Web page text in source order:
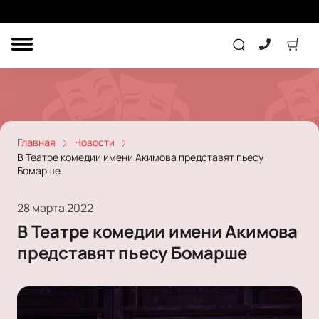
ДРУГОЕ
ПОДАРОЧНЫЕ
Другое
Экскурсия
Сертификат
Концерт
Классика
Джаз и блюз
Детям
Кукольный театр
Дополнительно
Главная
Новости
В Театре комедии имени Акимова представят пьесу
Бомарше
28 марта 2022
В Театре комедии имени Акимова
представят пьесу Бомарше